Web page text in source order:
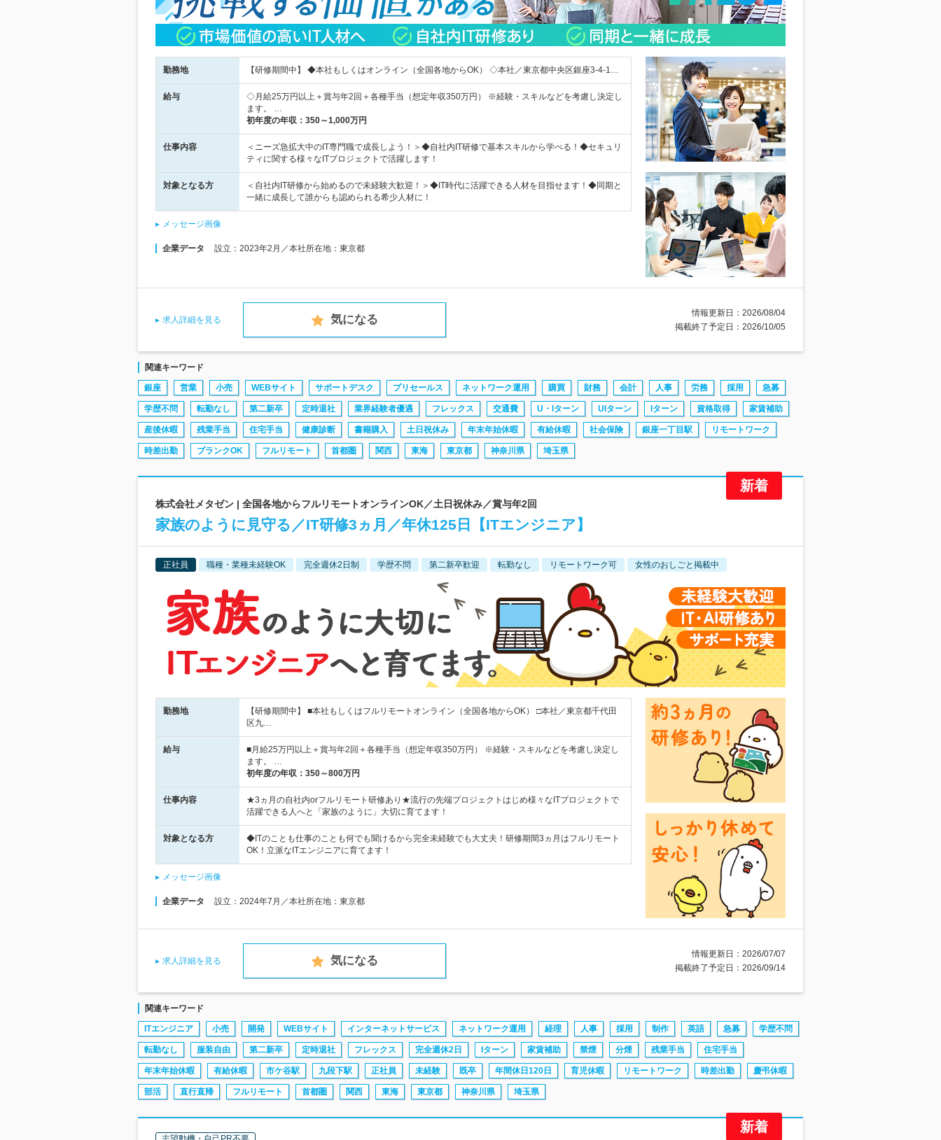
勤務地 【研修期間中】 ◆本社もしくはオンライン（全国各地からOK） ◇本社／東京都中央区銀座3-4-1…
給与
◇月給25万円以上＋賞与年2回＋各種手当（想定年収350万円） ※経験・スキルなどを考慮し決定し
ます。 …
初年度の年収： 350～1,000万円
仕事内容
＜ニーズ急拡大中のIT専門職で成長しよう！＞◆自社内IT研修で基本スキルから学べる！◆セキュリ
ティに関する様々なITプロジェクトで活躍します！
対象となる方
＜自社内IT研修から始めるので未経験大歓迎！＞◆IT時代に活躍できる人材を目指せます！◆同期と
一緒に成長して誰からも認められる希少人材に！
メッセージ画像
企業データ 設立：2023年2月／本社所在地：東京都
求人詳細を見る 気になる
情報更新日：2026/08/04
掲載終了予定日：2026/10/05
関連キーワード
銀座 営業 小売 WEBサイト サポートデスク プリセールス ネットワーク運用 購買 財務 会計 人事 労務 採用 急募
学歴不問 転勤なし 第二新卒 定時退社 業界経験者優遇 フレックス 交通費 U・Iターン UIターン Iターン 資格取得 家賃補助
産後休暇 残業手当 住宅手当 健康診断 書籍購入 土日祝休み 年末年始休暇 有給休暇 社会保険 銀座一丁目駅 リモートワーク
時差出勤 ブランクOK フルリモート 首都圏 関西 東海 東京都 神奈川県 埼玉県
株式会社メタゼン | 全国各地からフルリモートオンラインOK／土日祝休み／賞与年2回
家族のように見守る／IT研修3ヵ月／年休125日【ITエンジニア】
正社員 職種・業種未経験OK 完全週休2日制 学歴不問 第二新卒歓迎 転勤なし リモートワーク可 女性のおしごと掲載中
勤務地
【研修期間中】 ■本社もしくはフルリモートオンライン（全国各地からOK） □本社／東京都千代田
区九…
給与
■月給25万円以上＋賞与年2回＋各種手当（想定年収350万円） ※経験・スキルなどを考慮し決定し
ます。 …
初年度の年収： 350～800万円
仕事内容
★3ヵ月の自社内orフルリモート研修あり★流行の先端プロジェクトはじめ様々なITプロジェクトで
活躍できる人へと「家族のように」大切に育てます！
対象となる方
◆ITのことも仕事のことも何でも聞けるから完全未経験でも大丈夫！研修期間3ヵ月はフルリモート
OK！立派なITエンジニアに育てます！
メッセージ画像
企業データ 設立：2024年7月／本社所在地：東京都
求人詳細を見る 気になる
情報更新日：2026/07/07
掲載終了予定日：2026/09/14
関連キーワード
ITエンジニア 小売 開発 WEBサイト インターネットサービス ネットワーク運用 経理 人事 採用 制作 英語 急募 学歴不問
転勤なし 服装自由 第二新卒 定時退社 フレックス 完全週休2日 Iターン 家賃補助 禁煙 分煙 残業手当 住宅手当
年末年始休暇 有給休暇 市ケ谷駅 九段下駅 正社員 未経験 既卒 年間休日120日 育児休暇 リモートワーク 時差出勤 慶弔休暇
部活 直行直帰 フルリモート 首都圏 関西 東海 東京都 神奈川県 埼玉県